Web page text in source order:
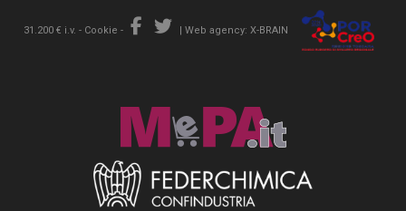
31.200 € i.v. - Cookie - | Web agency: X-BRAIN